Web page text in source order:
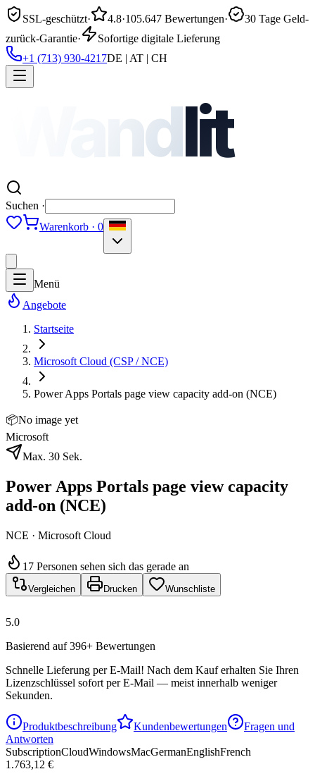
SSL-geschützt· 4.8·105.647 Bewertungen·
30 Tage Geld-
zurück-Garantie·
Sofortige digitale Lieferung
+1 (713) 930-4217DE | AT | CH
Wandlit
Suchen ·
Warenkorb · 0
Menü
Angebote
Startseite
Microsoft Cloud (CSP / NCE)
Power Apps Portals page view capacity add-on (NCE)
📦No image yet
Microsoft
Max. 30 Sek.
Power Apps Portals page view capacity
add-on (NCE)
NCE · Microsoft Cloud
17 Personen sehen sich das gerade an
Vergleichen Drucken Wunschliste
5.0
Basierend auf 396+ Bewertungen
Schnelle Lieferung per E-Mail! Nach dem Kauf erhalten Sie Ihren
Lizenzschlüssel sofort per E-Mail — meist innerhalb weniger
Sekunden.
Produktbeschreibung Kundenbewertungen
Fragen und
Antworten
SubscriptionCloudWindowsMacGermanEnglishFrench
1.763,12 €